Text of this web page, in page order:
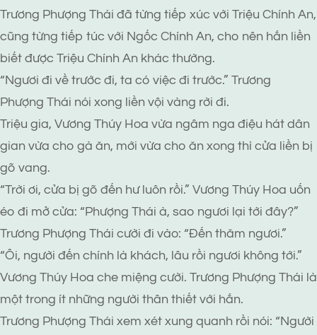
Trương Phượng Thái đã từng tiếp xúc với Triệu Chính An,
cũng từng tiếp túc với Ngốc Chính An, cho nên hắn liền
biết được Triệu Chính An khác thường.
“Ngươi đi về trước đi, ta có việc đi trước.” Trương
Phượng Thái nói xong liền vội vàng rời đi.
Triệu gia, Vương Thúy Hoa vừa ngâm nga điệu hát dân
gian vừa cho gà ăn, mới vừa cho ăn xong thì cửa liền bị
gõ vang.
“Trời ơi, cửa bị gõ đến hư luôn rồi.” Vương Thúy Hoa uốn
éo đi mở cửa: “Phượng Thái à, sao ngươi lại tới đây?”
Trương Phượng Thái cười đi vào: “Đến thăm ngươi.”
“Ôi, người đến chính là khách, lâu rồi ngươi không tới.”
Vương Thúy Hoa che miệng cười. Trương Phượng Thái là
một trong ít những người thân thiết với hắn.
Trương Phượng Thái xem xét xung quanh rồi nói: “Người